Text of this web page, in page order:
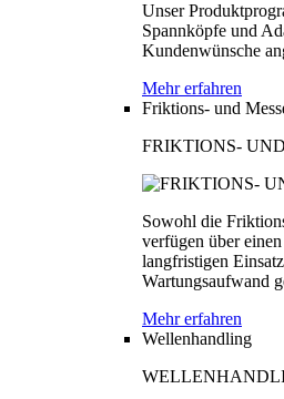
Unser
Spannköpfe und
Kundenwünsche
Mehr erfahren
Friktions- und
FRIKTIONS-
Sowohl die
verfügen über
langfristigen
Wartungsaufwand
Mehr erfahren
Wellenhandling